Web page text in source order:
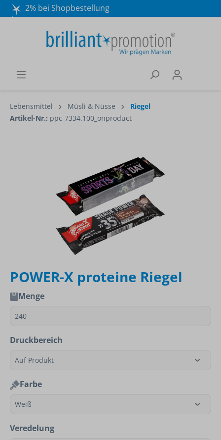
2% bei Shopbestellung
Wir beraten Sie gerne:
040 / 570 18 25 70
Lebensmittel Müsli & Nüsse
Riegel
Artikel-Nr.: ppc-7334.100_onproduct
POWER-X proteine Riegel
Menge
Druckbereich
Farbe
Veredelung